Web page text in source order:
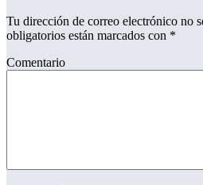
Tu dirección de correo electrónico no
obligatorios están marcados con *
Comentario